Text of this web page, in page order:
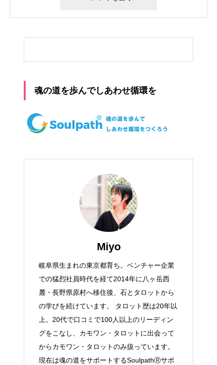
魂の道を歩んでしあわせ循環を
Miyo
岐阜県生まれの東京都育ち。ベンチャー企業
での猛烈社員時代を経て2014年に八ヶ岳西
麓・長野県原村へ移住後、石とタロットから
の学びを続けています。 タロット歴は20年以
上。20代で口コミで100人以上のリーディン
グをこなし、カモワン・タロットに出会って
からカモワン・タロットのみ扱っています。
現在は魂の道をサポートするSoulpathⓇサポ